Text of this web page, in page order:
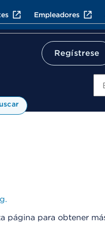
Empleadores
Regístrese
página para obtener